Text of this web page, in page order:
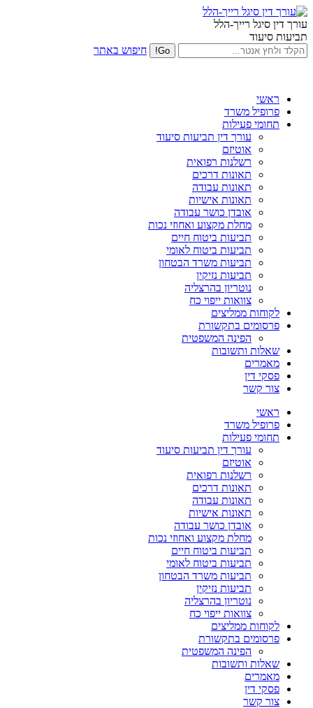
עורך דין סיגל רייך-הלל
תביעות סיעוד
חיפוש באתר
ראשי
פרופיל משרד
תחומי פעילות
עורך דין תביעות סיעוד
אוטיזם
רשלנות רפואית
תאונות דרכים
תאונות עבודה
תאונות אישיות
אובדן כושר עבודה
מחלת מקצוע ואחוזי נכות
תביעות ביטוח חיים
תביעות ביטוח לאומי
תביעות משרד הבטחון
תביעות נזיקין
נוטריון בהרצליה
צוואות ייפוי כח
לקוחות ממליצים
פרסומים בתקשורת
הפינה המשפטית
שאלות ותשובות
מאמרים
פסקי דין
צור קשר
ראשי
פרופיל משרד
תחומי פעילות
עורך דין תביעות סיעוד
אוטיזם
רשלנות רפואית
תאונות דרכים
תאונות עבודה
תאונות אישיות
אובדן כושר עבודה
מחלת מקצוע ואחוזי נכות
תביעות ביטוח חיים
תביעות ביטוח לאומי
תביעות משרד הבטחון
תביעות נזיקין
נוטריון בהרצליה
צוואות ייפוי כח
לקוחות ממליצים
פרסומים בתקשורת
הפינה המשפטית
שאלות ותשובות
מאמרים
פסקי דין
צור קשר